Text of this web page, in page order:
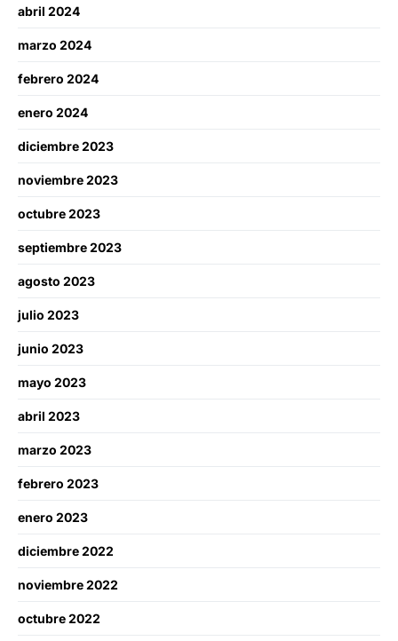
abril 2024
marzo 2024
febrero 2024
enero 2024
diciembre 2023
noviembre 2023
octubre 2023
septiembre 2023
agosto 2023
julio 2023
junio 2023
mayo 2023
abril 2023
marzo 2023
febrero 2023
enero 2023
diciembre 2022
noviembre 2022
octubre 2022